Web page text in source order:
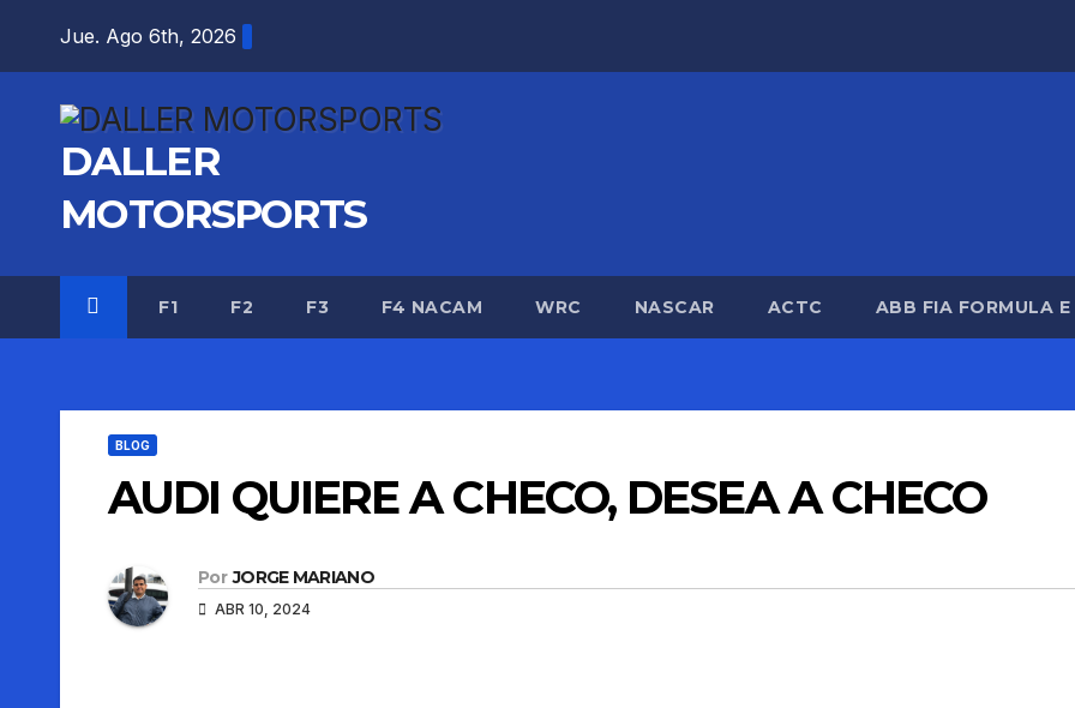
Jue. Ago 6th, 2026
DALLER
MOTORSPORTS
F1 F2 F3 F4 NACAM WRC NASCAR ACTC ABB FIA FORMULA E
BLOG
AUDI QUIERE A CHECO, DESEA A CHECO
Por JORGE MARIANO
ABR 10, 2024